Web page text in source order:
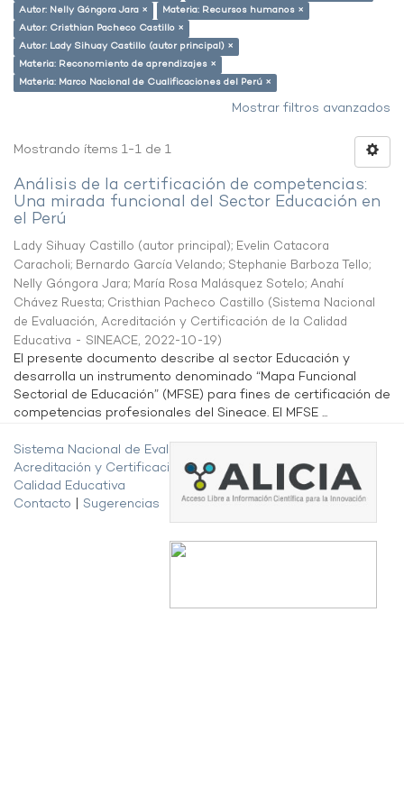
Autor: Nelly Góngora Jara ×
Materia: Recursos humanos ×
Autor: Cristhian Pacheco Castillo ×
Autor: Lady Sihuay Castillo (autor principal) ×
Materia: Reconomiento de aprendizajes ×
Materia: Marco Nacional de Cualificaciones del Perú ×
Mostrar filtros avanzados
Mostrando ítems 1-1 de 1
Análisis de la certificación de competencias:
Una mirada funcional del Sector Educación en
el Perú
Lady Sihuay Castillo (autor principal); Evelin Catacora
Caracholi; Bernardo García Velando; Stephanie Barboza Tello;
Nelly Góngora Jara; María Rosa Malásquez Sotelo; Anahí
Chávez Ruesta; Cristhian Pacheco Castillo (Sistema Nacional
de Evaluación, Acreditación y Certificación de la Calidad
Educativa - SINEACE, 2022-10-19)
El presente documento describe al sector Educación y
desarrolla un instrumento denominado “Mapa Funcional
Sectorial de Educación” (MFSE) para fines de certificación de
competencias profesionales del Sineace. El MFSE ...
Sistema Nacional de Evaluación,
Acreditación y Certificación de la
Calidad Educativa
Contacto
Sugerencias